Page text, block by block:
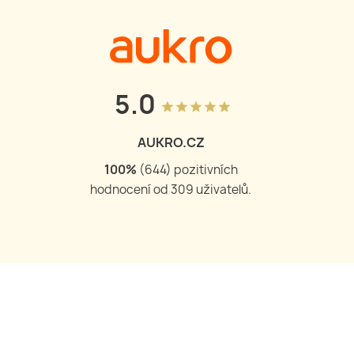
5.0 grade grade grade grade grade
AUKRO.CZ
100% (644) pozitivních
hodnocení od309 uživatelů.